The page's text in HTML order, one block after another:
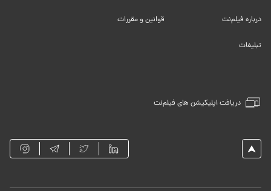
دریافت اپلیکیشن های فیلم‌نت
درباره فیلم‌نت قوانین و مقررات
تبلیغات